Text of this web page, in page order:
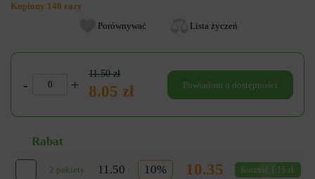
Kupiony 140 razy
Porównywać
Lista życzeń
- +
11.50 zł
8.05 zł Powiadom o dostępności
Rabat
2 pakiety 11.50 10% 10.35 Korzyść 1.15 zł.